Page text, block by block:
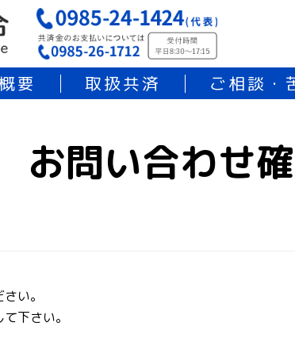
要 取扱共済 ご相談・
お問い合わせ
い。
下さい。